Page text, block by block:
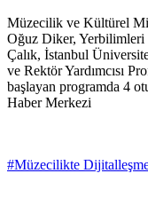
Müzecilik ve Kültürel
Oğuz Diker,
Çalık, İstanbul
ve Rektör Yardımcısı
başlayan programda 4
Haber Merkezi
#Müzecilikte